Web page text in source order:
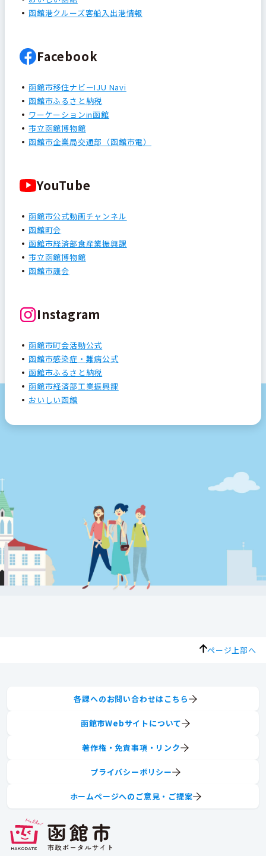
函館港クルーズ客船入出港情報
Facebook
函館市移住ナビーIJU Navi
函館市ふるさと納税
ワーケーションin函館
市立函館博物館
函館市企業局交通部（函館市電）
YouTube
函館市公式動画チャンネル
函館町会
函館市経済部食産業振興課
市立函館博物館
函館市議会
Instagram
函館市町会活動公式
函館市感染症・難病公式
函館市ふるさと納税
函館市経済部工業振興課
おいしい函館
ページ上部へ
各課へのお問い合わせはこちら
函館市Webサイトについて
著作権・免責事項・リンク
プライバシーポリシー
ホームページへのご意見・ご提案